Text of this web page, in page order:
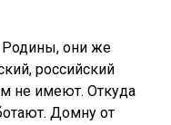
Родины, они же
российский
не имеют. Откуда
Домну от